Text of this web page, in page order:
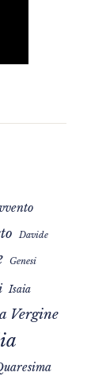
Davide
Genesi
Isaia
Vergine